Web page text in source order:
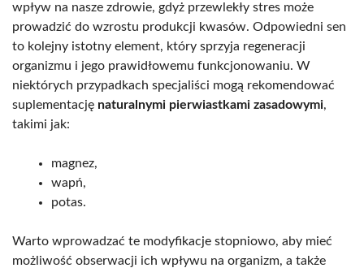
wpływ na nasze zdrowie, gdyż przewlekły stres może
prowadzić do wzrostu produkcji kwasów. Odpowiedni sen
to kolejny istotny element, który sprzyja regeneracji
organizmu i jego prawidłowemu funkcjonowaniu. W
niektórych przypadkach specjaliści mogą rekomendować
suplementację naturalnymi pierwiastkami zasadowymi,
takimi jak:
magnez,
wapń,
potas.
Warto wprowadzać te modyfikacje stopniowo, aby mieć
możliwość obserwacji ich wpływu na organizm, a także